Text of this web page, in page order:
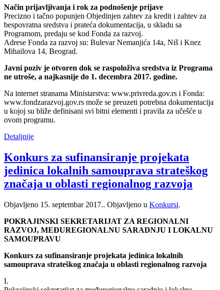
Način prijavljivanja i rok za podnošenje prijave
Precizno i tačno popunjen Objedinjen zahtev za kredit i zahtev za
bespovratna sredstva i prateća dokumentacija, u skladu sa
Programom, predaju se kod Fonda za razvoj.
Adrese Fonda za razvoj su: Bulevar Nemanjića 14a, Niš i Knez
Mihailova 14, Beograd.
Javni poziv je otvoren dok se raspoloživa sredstva iz Programa
ne utroše, a najkasnije do 1. decembra 2017. godine.
Na internet stranama Ministarstva: www.privreda.gov.rs i Fonda:
www.fondzarazvoj.gov.rs može se preuzeti potrebna dokumentacija
u kojoj su bliže definisani svi bitni elementi i pravila za učešće u
ovom programu.
Detaljnije
Konkurs za sufinansiranje projekata
jedinica lokalnih samouprava strateškog
značaja u oblasti regionalnog razvoja
Objavljeno 15. septembar 2017.. Objavljeno u Konkursi.
POKRAJINSKI SEKRETARIJAT ZA REGIONALNI
RAZVOJ, MEĐUREGIONALNU SARADNJU I LOKALNU
SAMOUPRAVU
Konkurs za sufinansiranje projekata jedinica lokalnih
samouprava strateškog značaja u oblasti regionalnog razvoja
I.